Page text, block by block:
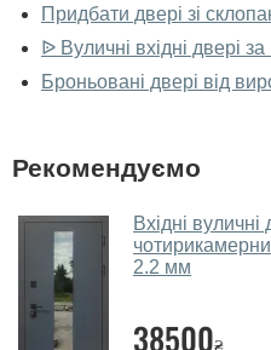
У вас
Так, у нас великий вибір
Так. Ми консультуємо
месенджери, онлайн-чат
салоні-магазині.
Які двері
Придбати двері зі
ᐉ Вуличні вхідні двері
Броньовані двері від
Рекомендуємо
Вхідні
2.2 мм
38500₴